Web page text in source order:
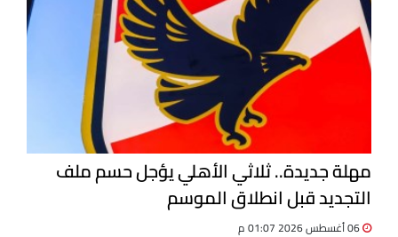
مهلة جديدة.. ثلاثي الأهلي يؤجل حسم ملف
التجديد قبل انطلاق الموسم